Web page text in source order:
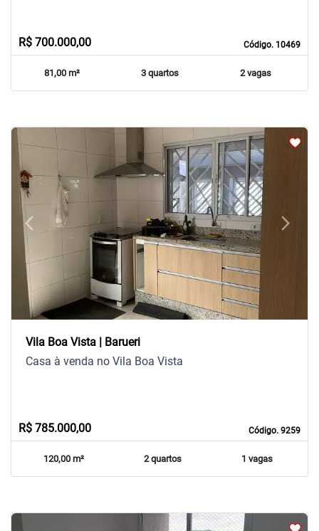
Código. 10469
R$ 700.000,00
81,00 m² 3 quartos 2 vagas
arrow_back_iosPrevious arrow_forward_iosNext
Vila Boa Vista | Barueri
Código. 9259
Casa à venda no Vila Boa Vista
R$ 785.000,00
120,00 m² 2 quartos 1 vagas